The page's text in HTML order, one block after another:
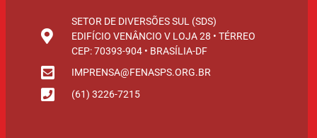
SETOR DE DIVERSÕES SUL (SDS)
EDIFÍCIO VENÂNCIO V LOJA 28 • TÉRREO
CEP: 70393-904 • BRASÍLIA-DF
IMPRENSA@FENASPS.ORG.BR
(61) 3226-7215